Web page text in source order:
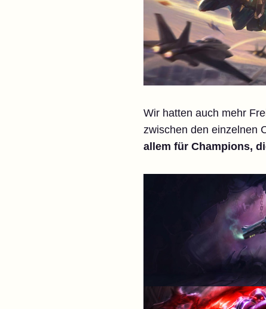
Wir hatten auch mehr
zwischen den einzelnen
allem für Champions,